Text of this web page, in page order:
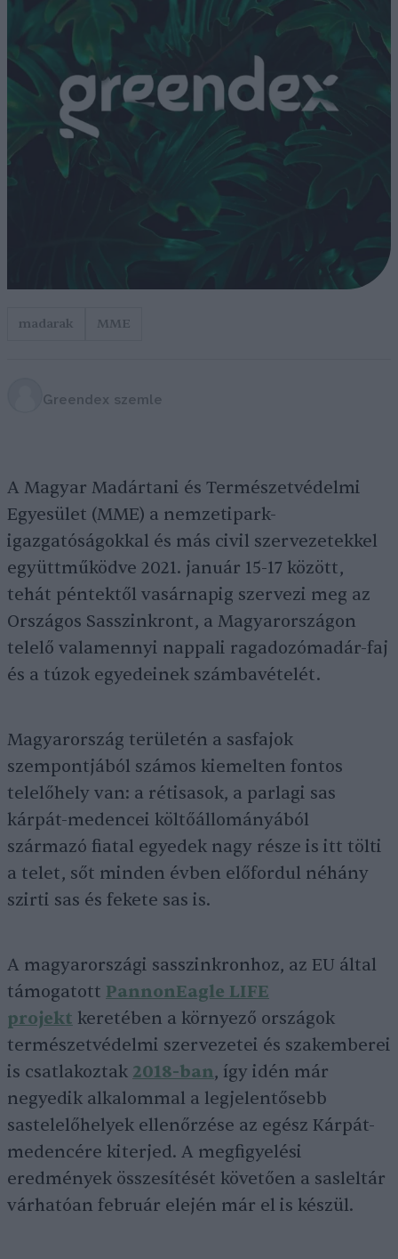
madarak MME
Greendex szemle
A Magyar Madártani és Természetvédelmi
Egyesület (MME) a nemzetipark-
igazgatóságokkal és más civil szervezetekkel
együttműködve 2021. január 15-17 között,
tehát péntektől vasárnapig szervezi meg az
Országos Sasszinkront, a Magyarországon
telelő valamennyi nappali ragadozómadár-faj
és a túzok egyedeinek számbavételét.
Magyarország területén a sasfajok
szempontjából számos kiemelten fontos
telelőhely van: a rétisasok, a parlagi sas
kárpát-medencei költőállományából
származó fiatal egyedek nagy része is itt tölti
a telet, sőt minden évben előfordul néhány
szirti sas és fekete sas is.
A magyarországi sasszinkronhoz, az EU által
támogatott PannonEagle LIFE
projekt keretében a környező országok
természetvédelmi szervezetei és szakemberei
is csatlakoztak 2018-ban, így idén már
negyedik alkalommal a legjelentősebb
sastelelőhelyek ellenőrzése az egész Kárpát-
medencére kiterjed. A megfigyelési
eredmények összesítését követően a sasleltár
várhatóan február elején már el is készül.